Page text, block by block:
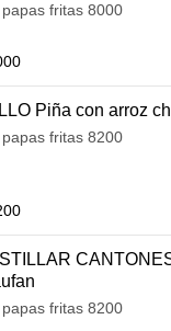
fritas 8000
Piña con arroz
fritas 8200
fritas 8200